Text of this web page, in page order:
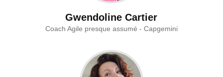
Gwendoline Cartier
Coach Agile presque assumé - Capgemini